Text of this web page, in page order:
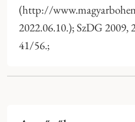
(http://
2022.06.10.); SzDG 2009,
41/56.;